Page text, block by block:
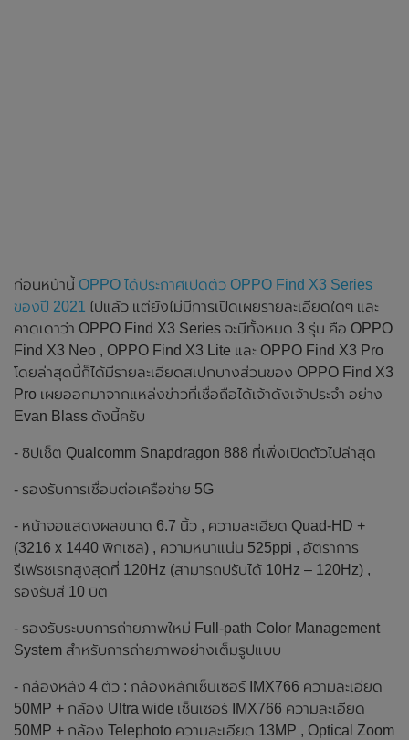
ก่อนหน้านี้ OPPO ได้ประกาศเปิดตัว OPPO Find X3 Series
ของปี 2021 ไปแล้ว แต่ยังไม่มีการเปิดเผยรายละเอียดใดๆ และ
คาดเดาว่า OPPO Find X3 Series จะมีทั้งหมด 3 รุ่น คือ OPPO
Find X3 Neo , OPPO Find X3 Lite และ OPPO Find X3 Pro
โดยล่าสุดนี้ก็ได้มีรายละเอียดสเปกบางส่วนของ OPPO Find X3
Pro เผยออกมาจากแหล่งข่าวที่เชื่อถือได้เจ้าดังเจ้าประจำ อย่าง
Evan Blass ดังนี้ครับ
- ชิปเซ็ต Qualcomm Snapdragon 888 ที่เพิ่งเปิดตัวไปล่าสุด
- รองรับการเชื่อมต่อเครือข่าย 5G
- หน้าจอแสดงผลขนาด 6.7 นิ้ว , ความละเอียด Quad-HD +
(3216 x 1440 พิกเซล) , ความหนาแน่น 525ppi , อัตราการ
รีเฟรชเรทสูงสุดที่ 120Hz (สามารถปรับได้ 10Hz – 120Hz) ,
รองรับสี 10 บิต
- รองรับระบบการถ่ายภาพใหม่ Full-path Color Management
System สำหรับการถ่ายภาพอย่างเต็มรูปแบบ
- กล้องหลัง 4 ตัว : กล้องหลักเซ็นเซอร์ IMX766 ความละเอียด
50MP + กล้อง Ultra wide เซ็นเซอร์ IMX766 ความละเอียด
50MP + กล้อง Telephoto ความละเอียด 13MP , Optical Zoom